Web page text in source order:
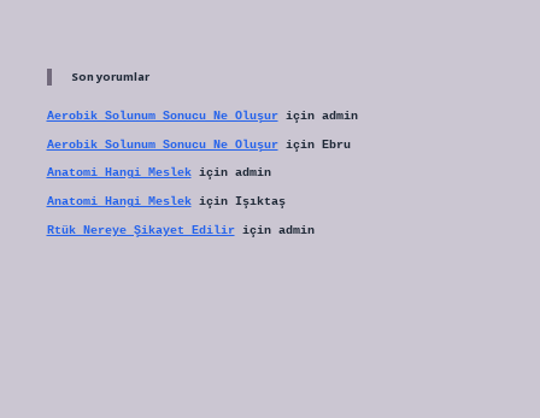
Son yorumlar
Aerobik Solunum Sonucu Ne Oluşuriçin admin
Aerobik Solunum Sonucu Ne Oluşuriçin Ebru
Anatomi Hangi Meslekiçin admin
Anatomi Hangi Meslekiçin Işıktaş
Rtük Nereye Şikayet Ediliriçin admin